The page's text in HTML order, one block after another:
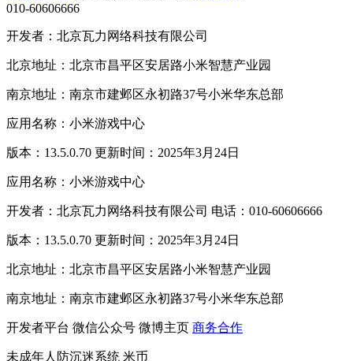
010-60606666
开发者：北京瓦力网络科技有限公司
北京地址：北京市昌平区安居路小米智慧产业园
南京地址：南京市建邺区永初路37号小米华东总部
应用名称：小米游戏中心
版本：13.5.0.70 更新时间：2025年3月24日
应用名称：小米游戏中心
开发者：北京瓦力网络科技有限公司 电话：010-60606666
版本：13.5.0.70 更新时间：2025年3月24日
北京地址：北京市昌平区安居路小米智慧产业园
南京地址：南京市建邺区永初路37号小米华东总部
开发者平台 微信公众号 微博主页 商务合作
未成年人防沉迷系统 米币